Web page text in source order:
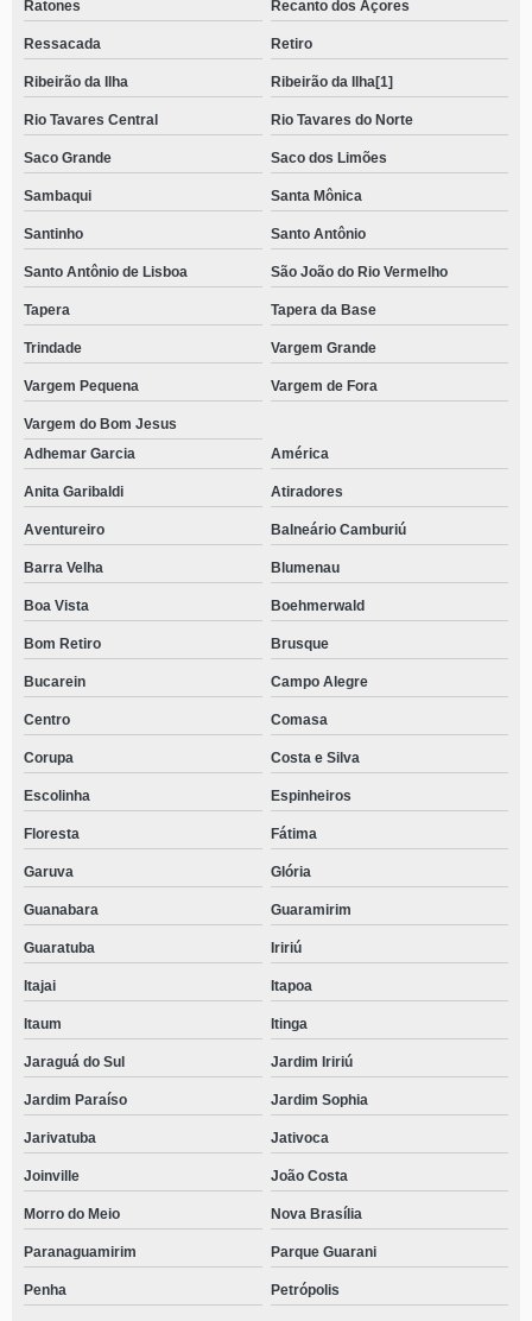
Ratones Recanto dos Açores
Ressacada Retiro
Ribeirão da Ilha Ribeirão da Ilha[1]
Rio Tavares Central Rio Tavares do Norte
Saco Grande Saco dos Limões
Sambaqui Santa Mônica
Santinho Santo Antônio
Santo Antônio de Lisboa São João do Rio Vermelho
Tapera Tapera da Base
Trindade Vargem Grande
Vargem Pequena Vargem de Fora
Vargem do Bom Jesus
Adhemar Garcia
América
Anita Garibaldi Atiradores
Aventureiro Balneário Camburiú
Barra Velha Blumenau
Boa Vista Boehmerwald
Bom Retiro Brusque
Bucarein Campo Alegre
Centro Comasa
Corupa Costa e Silva
Escolinha Espinheiros
Floresta Fátima
Garuva Glória
Guanabara Guaramirim
Guaratuba Iririú
Itajai Itapoa
Itaum Itinga
Jaraguá do Sul Jardim Iririú
Jardim Paraíso Jardim Sophia
Jarivatuba Jativoca
Joinville João Costa
Morro do Meio Nova Brasília
Paranaguamirim Parque Guarani
Penha Petrópolis